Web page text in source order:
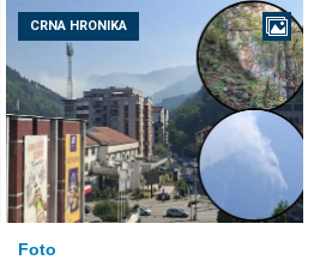
CRNA HRONIKA
Foto